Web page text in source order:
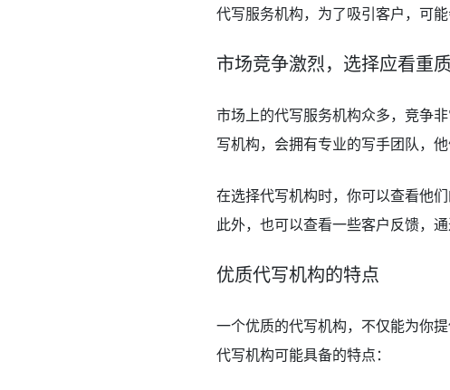
代写服务机构，为了吸引客户，可
市场竞争激烈，选择应看重
市场上的代写服务机构众多，竞争
写机构，会拥有专业的写手团队，
在选择代写机构时，你可以查看他
此外，也可以查看一些客户反馈，
优质代写机构的特点
一个优质的代写机构，不仅能为你
代写机构可能具备的特点：